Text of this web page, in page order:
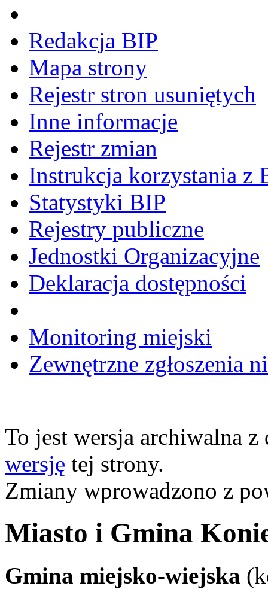
Redakcja BIP
Mapa strony
Rejestr stron usuniętych
Inne informacje
Rejestr zmian
Instrukcja korzystania z
Statystyki BIP
Rejestry publiczne
Jednostki Organizacyjne
Deklaracja dostępności
Monitoring miejski
Zewnętrzne zgłoszenia
To jest wersja archiwalna
wersję tej strony.
Zmiany wprowadzono z
Miasto i Gmina
Gmina miejsko-wiejska